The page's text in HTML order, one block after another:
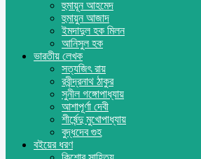
হুমায়ূন আহমেদ
হুমায়ুন আজাদ
ইমদাদুল হক মিলন
আনিসুল হক
ভারতীয় লেখক
সত্যজিৎ রায়
রবীন্দ্রনাথ ঠাকুর
সুনীল গঙ্গোপাধ্যায়
আশাপূর্ণা দেবী
শীর্ষেন্দু মুখোপাধ্যায়
বুদ্ধদেব গুহ
বইয়ের ধরণ